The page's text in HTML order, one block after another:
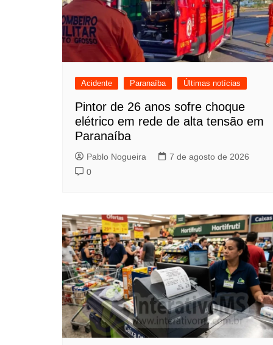
Acidente Paranaíba Últimas notícias
Pintor de 26 anos sofre choque
elétrico em rede de alta tensão em
Paranaíba
Pablo Nogueira
7 de agosto de 2026
0